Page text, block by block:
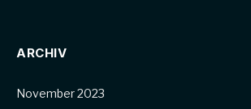
ARCHIV
November 2023